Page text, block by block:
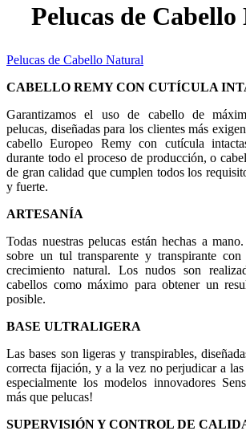
Pelucas de
Pelucas de Cabello Natural
CABELLO REMY CON CUTÍCULA
Garantizamos el uso de cabello de
pelucas, diseñadas para los clientes más
cabello Europeo Remy con cutícula
durante todo el proceso de producción, o
de gran calidad que cumplen todos los
y fuerte.
ARTESANÍA
Todas nuestras pelucas están hechas a
sobre un tul transparente y transpirante
crecimiento natural. Los nudos son
cabellos como máximo para obtener un
posible.
BASE ULTRALIGERA
Las bases son ligeras y transpirables,
correcta fijación, y a la vez no perjudicar a las
especialmente los modelos innovadores
más que pelucas!
SUPERVISIÓN Y CONTROL DE